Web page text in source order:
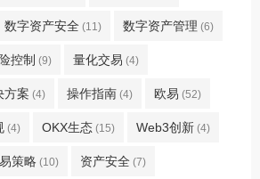
数字资产安全 (11) 数字资产管理 (6)
控制 (9) 量化交易 (4)
方案 (4) 操作指南 (4) 欧易 (52)
(4) OKX生态 (15) Web3创新 (4)
策略 (10) 资产安全 (7)